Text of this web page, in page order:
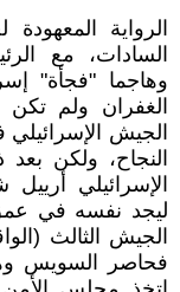
السادات، مع
وهاجما "فجأة"
الغفران ولم
الجيش
النجاح، ولكن
الإسرائيلي
ليجد نفسه في
الجيش الثالث
فحاصر السويس